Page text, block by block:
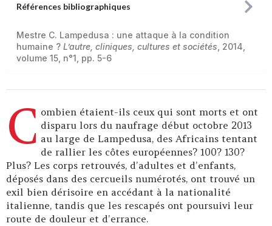
Références bibliographiques
Mestre C. Lampedusa : une attaque à la condition
humaine ? L’autre, cliniques, cultures et sociétés , 2014,
volume 15, n°1, pp. 5-6
C ombien étaient-ils ceux qui sont morts et ont
disparu lors du naufrage début octobre 2013
au large de Lampedusa, des Africains tentant
de rallier les côtes européennes? 100? 130?
Plus? Les corps retrouvés, d’adultes et d’enfants,
déposés dans des cercueils numérotés, ont trouvé un
exil bien dérisoire en accédant à la nationalité
italienne, tandis que les rescapés ont poursuivi leur
route de douleur et d’errance.